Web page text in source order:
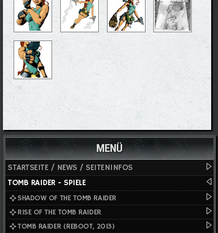
MENÜ
STARTSEITE / NEWS / SEITENINFOS
TOMB RAIDER - SPIELE
SHADOW OF THE TOMB RAIDER
RISE OF THE TOMB RAIDER
TOMB RAIDER (REBOOT, 2013)